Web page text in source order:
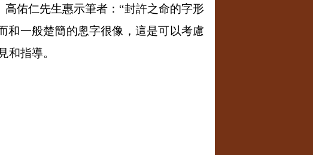
佑仁先生惠示筆者：“封許之命的字形
和一般楚簡的悤字很像，這是可以考慮
和指導。